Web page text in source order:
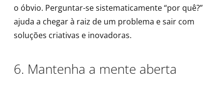
o óbvio. Perguntar-se sistematicamente “por quê?”
ajuda a chegar à raiz de um problema e sair com
soluções criativas e inovadoras.
6. Mantenha a mente aberta